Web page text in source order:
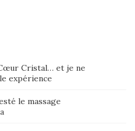
Cristal… et je ne
expérience
le massage